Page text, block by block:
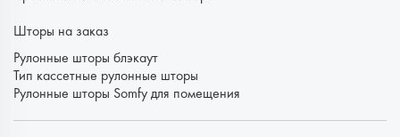
Шторы на заказ
Рулонные шторы блэкаут
Тип кассетные рулонные шторы
Рулонные шторы Somfy для помещения